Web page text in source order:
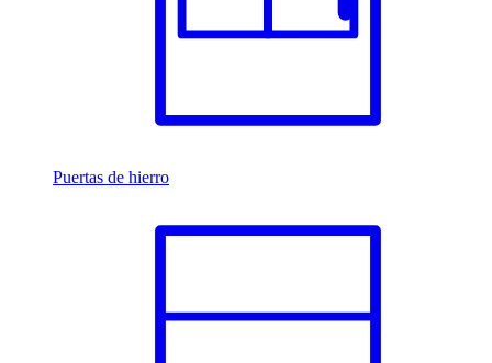
Puertas de hierro